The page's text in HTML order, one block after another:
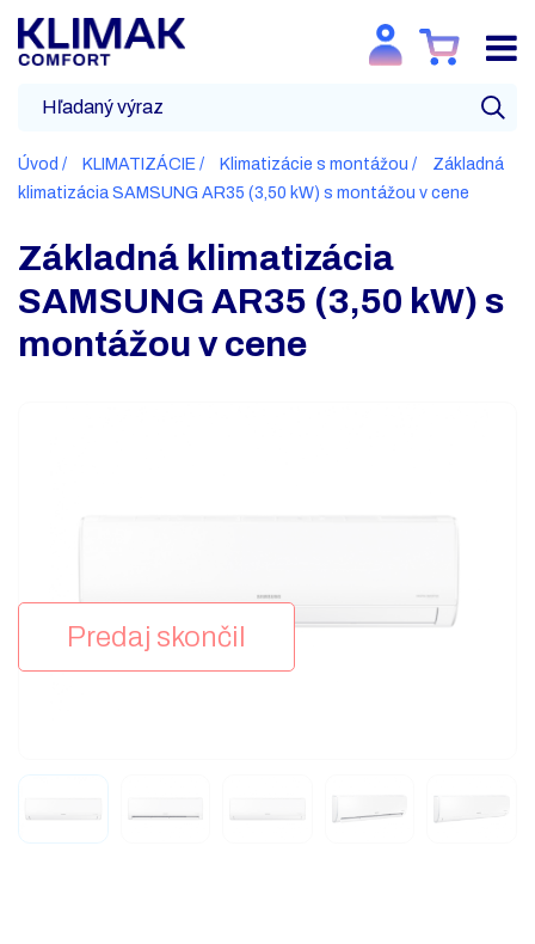
Úvod KLIMATIZÁCIE Klimatizácie s montážou
Základná
klimatizácia SAMSUNG AR35 (3,50 kW) s montážou v cene
Základná klimatizácia
SAMSUNG AR35 (3,50 kW) s
montážou v cene